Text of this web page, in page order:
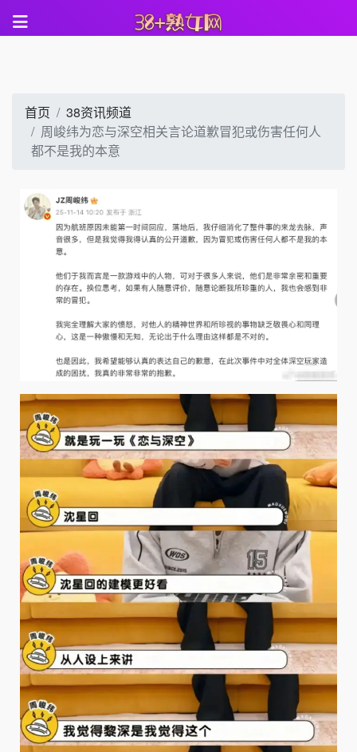
首页
38资讯频道
周峻纬为恋与深空相关言论道歉冒犯或伤害任何人
都不是我的本意